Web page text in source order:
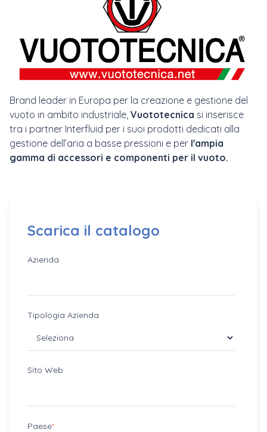
Brand leader in Europa per la creazione e gestione del
vuoto in ambito industriale, Vuototecnica si inserisce
tra i partner Interfluid per i suoi prodotti dedicati alla
gestione dell’aria a basse pressioni e per l'ampia
gamma di accessori e componenti per il vuoto.
Scarica il catalogo
Azienda
Tipologia Azienda
Sito Web
Paese*